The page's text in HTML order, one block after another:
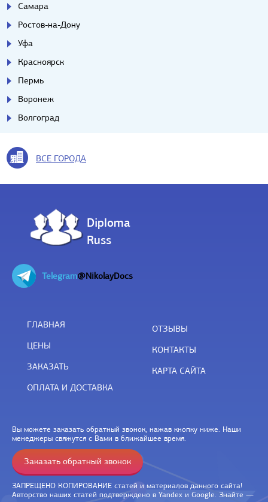
Самара
Ростов-на-Дону
Уфа
Красноярск
Пермь
Воронеж
Волгоград
ВСЕ ГОРОДА
Diploma
Russ
Telegram@NikolayDocs
ГЛАВНАЯ
ЦЕНЫ
ЗАКАЗАТЬ
ОПЛАТА И ДОСТАВКА
ОТЗЫВЫ
КОНТАКТЫ
КАРТА САЙТА
Вы можете заказать обратный звонок, нажав кнопку ниже. Наши
менеджеры свяжутся с Вами в ближайшее время.
Заказать обратный звонок
ЗАПРЕЩЕНО КОПИРОВАНИЕ статей и материалов данного сайта!
Авторство наших статей подтверждено в Yandex и Google. Знайте —